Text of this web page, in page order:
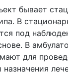
бывает
В
под
В
для